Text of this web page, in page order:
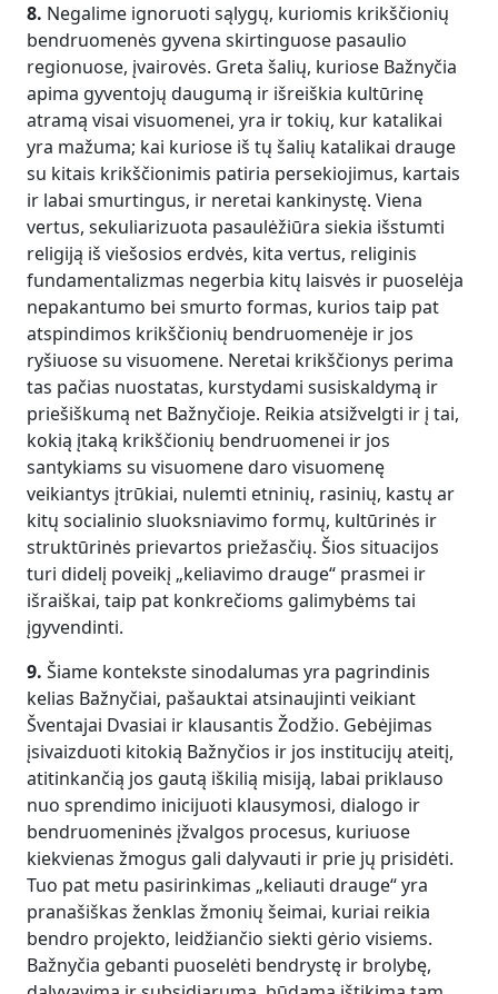
8. Negalime ignoruoti sąlygų, kuriomis krikščionių
bendruomenės gyvena skirtinguose pasaulio
regionuose, įvairovės. Greta šalių, kuriose Bažnyčia
apima gyventojų daugumą ir išreiškia kultūrinę
atramą visai visuomenei, yra ir tokių, kur katalikai
yra mažuma; kai kuriose iš tų šalių katalikai drauge
su kitais krikščionimis patiria persekiojimus, kartais
ir labai smurtingus, ir neretai kankinystę. Viena
vertus, sekuliarizuota pasaulėžiūra siekia išstumti
religiją iš viešosios erdvės, kita vertus, religinis
fundamentalizmas negerbia kitų laisvės ir puoselėja
nepakantumo bei smurto formas, kurios taip pat
atspindimos krikščionių bendruomenėje ir jos
ryšiuose su visuomene. Neretai krikščionys perima
tas pačias nuostatas, kurstydami susiskaldymą ir
priešiškumą net Bažnyčioje. Reikia atsižvelgti ir į tai,
kokią įtaką krikščionių bendruomenei ir jos
santykiams su visuomene daro visuomenę
veikiantys įtrūkiai, nulemti etninių, rasinių, kastų ar
kitų socialinio sluoksniavimo formų, kultūrinės ir
struktūrinės prievartos priežasčių. Šios situacijos
turi didelį poveikį „keliavimo drauge“ prasmei ir
išraiškai, taip pat konkrečioms galimybėms tai
įgyvendinti.
9. Šiame kontekste sinodalumas yra pagrindinis
kelias Bažnyčiai, pašauktai atsinaujinti veikiant
Šventajai Dvasiai ir klausantis Žodžio. Gebėjimas
įsivaizduoti kitokią Bažnyčios ir jos institucijų ateitį,
atitinkančią jos gautą iškilią misiją, labai priklauso
nuo sprendimo inicijuoti klausymosi, dialogo ir
bendruomeninės įžvalgos procesus, kuriuose
kiekvienas žmogus gali dalyvauti ir prie jų prisidėti.
Tuo pat metu pasirinkimas „keliauti drauge“ yra
pranašiškas ženklas žmonių šeimai, kuriai reikia
bendro projekto, leidžiančio siekti gėrio visiems.
Bažnyčia gebanti puoselėti bendrystę ir brolybę,